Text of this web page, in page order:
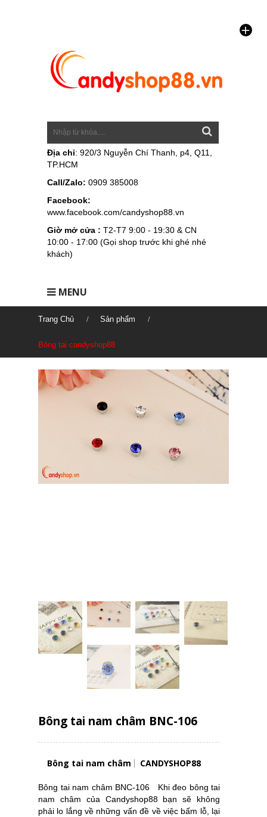
Địa chỉ: 920/3 Nguyễn Chí Thanh, p4, Q11,
TP.HCM
Call/Zalo: 0909 385008
Facebook:
www.facebook.com/candyshop88.vn
Giờ mở cửa : T2-T7 9:00 - 19:30 & CN
10:00 - 17:00 (Gọi shop trước khi ghé nhé
khách)
MENU
Trang Chủ Sản phẩm
Bông tai candyshop88
Bông tai nam châm BNC-106
Bông tai nam châm CANDYSHOP88
Bông tai nam châm BNC-106 Khi đeo bông tai
nam châm của Candyshop88 bạn sẽ không
phải lo lắng về những vấn đề về việc bấm lỗ, lại